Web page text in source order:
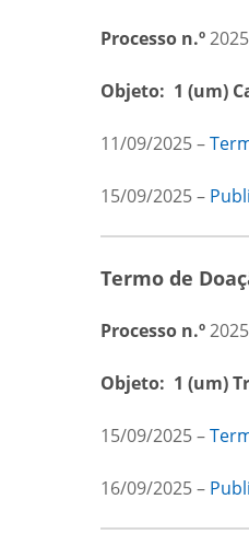
Processo n.º
Objeto: 1 (um)
11/09/2025 –
15/09/2025 –
Termo de
Processo n.º
Objeto: 1 (um)
15/09/2025 –
16/09/2025 –